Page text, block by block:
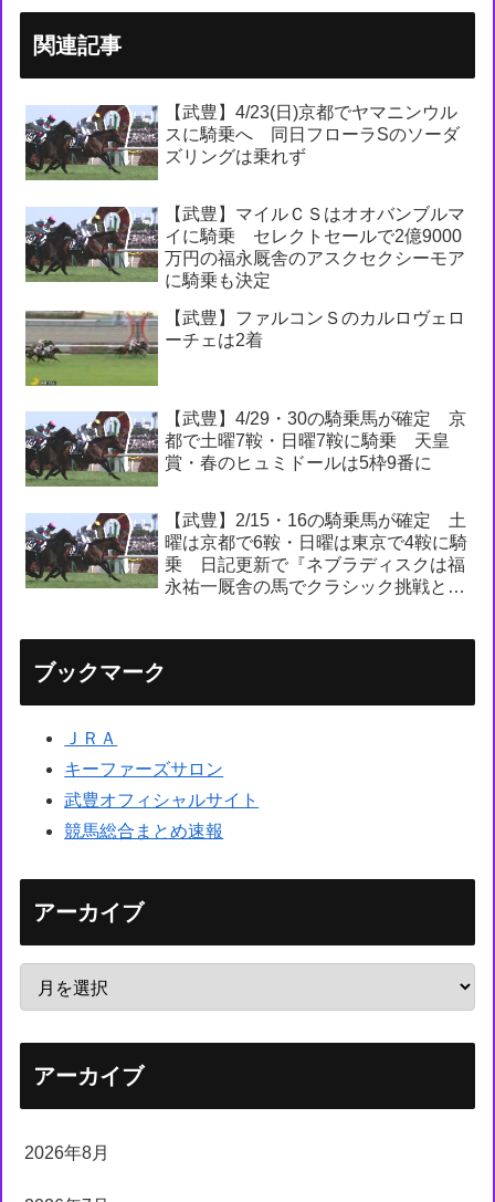
関連記事
【武豊】4/23(日)京都でヤマニンウル
スに騎乗へ 同日フローラSのソーダ
ズリングは乗れず
【武豊】マイルＣＳはオオバンブルマ
イに騎乗 セレクトセールで2億9000
万円の福永厩舎のアスクセクシーモア
に騎乗も決定
【武豊】ファルコンＳのカルロヴェロ
ーチェは2着
【武豊】4/29・30の騎乗馬が確定 京
都で土曜7鞍・日曜7鞍に騎乗 天皇
賞・春のヒュミドールは5枠9番に
【武豊】2/15・16の騎乗馬が確定 土
曜は京都で6鞍・日曜は東京で4鞍に騎
乗 日記更新で『ネブラディスクは福
永祐一厩舎の馬でクラシック挑戦とな
ブックマーク
ＪＲＡ
キーファーズサロン
武豊オフィシャルサイト
競馬総合まとめ速報
アーカイブ
アーカイブ
2026年8月